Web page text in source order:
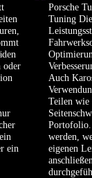
oder
ein
Porsche
Tuning
Auch
Teilen wie
Portofolio.
werden,
eigenen